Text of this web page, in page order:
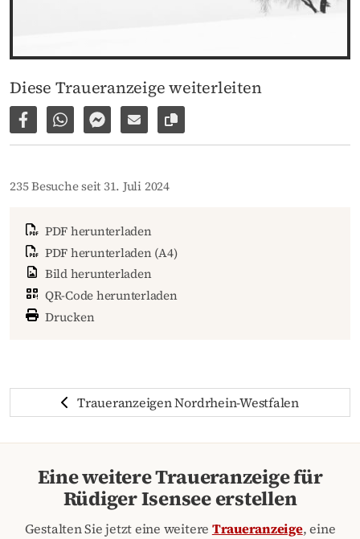
Diese Traueranzeige weiterleiten
Auf Facebook teilen
Per WhatsApp weiterleiten
Per Facebook Messenger weiterleiten
Per E-Mail versenden
Link zur Seite kopieren
235 Besuche seit 31. Juli 2024
PDF herunterladen
PDF herunterladen (A4)
Bild herunterladen
QR-Code herunterladen
Drucken
Traueranzeigen Nordrhein-Westfalen
Eine weitere Traueranzeige für
Rüdiger Isensee erstellen
Gestalten Sie jetzt eine weitere Traueranzeige, eine